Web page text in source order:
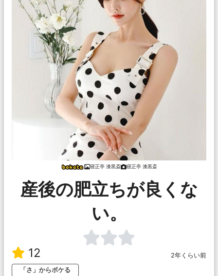
寝正亭 漆黒斎 寝正亭 漆黒斎
産後の肥立ちが良くな
い。
12
2年くらい前
「さ」からボケる